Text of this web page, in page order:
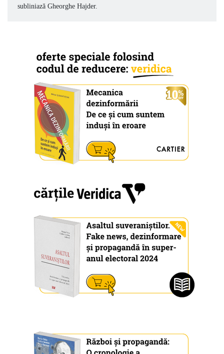
subliniază Gheorghe Hajder.